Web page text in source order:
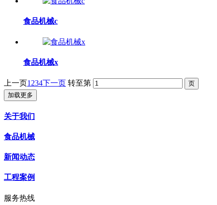
食品机械c
食品机械x
上一页1 234下一页 转至第
加载更多
关于我们
食品机械
新闻动态
工程案例
服务热线